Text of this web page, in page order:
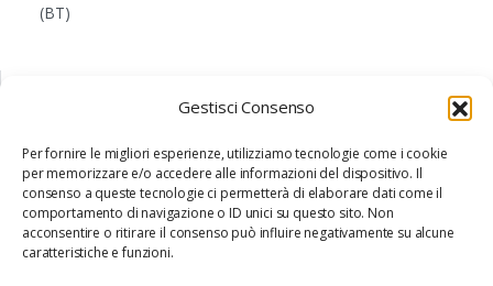
Gestisci Consenso
Per fornire le migliori esperienze, utilizziamo tecnologie come i cookie
per memorizzare e/o accedere alle informazioni del dispositivo. Il
consenso a queste tecnologie ci permetterà di elaborare dati come il
comportamento di navigazione o ID unici su questo sito. Non
acconsentire o ritirare il consenso può influire negativamente su alcune
caratteristiche e funzioni.
(BT)
internavigaresrl@arubapec.it
SUPPORTO
supporto@internavigare.com